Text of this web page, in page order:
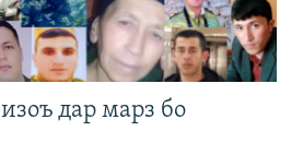
дар марз бо